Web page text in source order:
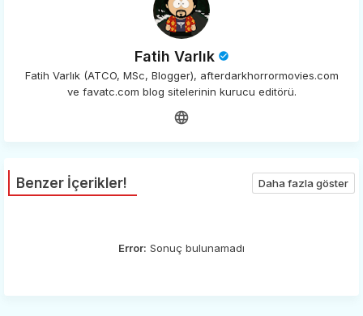
Fatih Varlık
Fatih Varlık (ATCO, MSc, Blogger), afterdarkhorrormovies.com
ve favatc.com blog sitelerinin kurucu editörü.
Benzer İçerikler! Daha fazla göster
Error: Sonuç bulunamadı